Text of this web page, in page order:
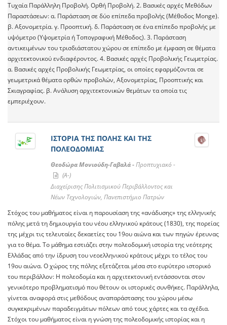
Τυχαία Παράλληλη Προβολή. Ορθή Προβολή. 2. Βασικές αρχές Μεθόδων
Παραστάσεων: α. Παράσταση σε δύο επίπεδα προβολής (Μέθοδος Monge).
β. Αξονομετρία. γ. Προοπτική. δ. Παράσταση σε ένα επίπεδο προβολής με
υψόμετρο (Υψομετρία ή Τοπογραφική Μέθοδος). 3. Παράσταση
αντικειμένων του τρισδιάστατου χώρου σε επίπεδο με έμφαση σε θέματα
αρχιτεκτονικού ενδιαφέροντος. 4. Βασικές αρχές Προβολικής Γεωμετρίας.
α. Βασικές αρχές Προβολικής Γεωμετρίας, οι οποίες εφαρμόζονται σε
γεωμετρικά θέματα ορθών προβολών, Αξονομετρίας, Προοπτικής και
Σκιαγραφίας. β. Ανάλυση αρχιτεκτονικών θεμάτων τα οποία τις
εμπεριέχουν.
ΙΣΤΟΡΙΑ ΤΗΣ ΠΟΛΗΣ ΚΑΙ ΤΗΣ
ΠΟΛΕΟΔΟΜΙΑΣ
Θεοδώρα Μονιούδη-Γαβαλά -Προπτυχιακό -
(A-)
Διαχείρισης Πολιτισμικού Περιβάλλοντος και
Νέων Τεχνολογιών, Πανεπιστήμιο Πατρών
Στόχος του μαθήματος είναι η παρουσίαση της «ανάδυσης» της ελληνικής
πόλης μετά τη δημιουργία του νέου ελληνικού κράτους (1830), της πορείας
της μέχρι τις τελευταίες δεκαετίες του 19ου αιώνα και των πηγών έρευνας
για το θέμα. Το μάθημα εστιάζει στην πολεοδομική ιστορία της νεότερης
Ελλάδας από την ίδρυση του νεοελληνικού κράτους μέχρι το τέλος του
19ου αιώνα. Ο χώρος της πόλης εξετάζεται μέσα στο ευρύτερο ιστορικό
του περιβάλλον: Η πολεοδομία και η αρχιτεκτονική εντάσσονται στον
γενικότερο προβληματισμό που θέτουν οι ιστορικές συνθήκες. Παράλληλα,
γίνεται αναφορά στις μεθόδους αναπαράστασης του χώρου μέσω
συγκεκριμένων παραδειγμάτων πόλεων από τους χάρτες και τα σχέδια.
Στόχοι του μαθήματος είναι η γνώση της πολεοδομικής ιστορίας και η